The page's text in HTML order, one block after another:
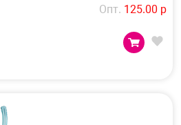
Опт. 125.00 р